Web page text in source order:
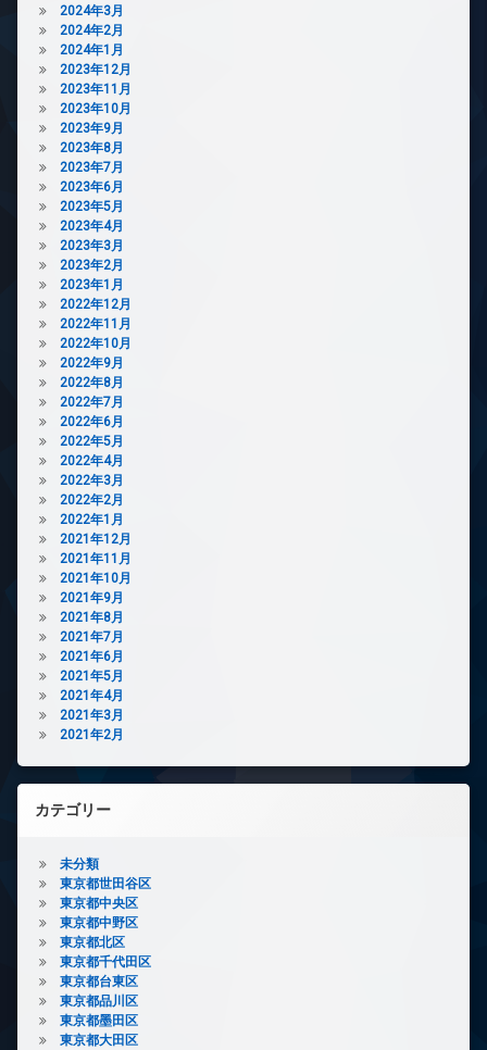
2024年3月
2024年2月
2024年1月
2023年12月
2023年11月
2023年10月
2023年9月
2023年8月
2023年7月
2023年6月
2023年5月
2023年4月
2023年3月
2023年2月
2023年1月
2022年12月
2022年11月
2022年10月
2022年9月
2022年8月
2022年7月
2022年6月
2022年5月
2022年4月
2022年3月
2022年2月
2022年1月
2021年12月
2021年11月
2021年10月
2021年9月
2021年8月
2021年7月
2021年6月
2021年5月
2021年4月
2021年3月
2021年2月
カテゴリー
未分類
東京都世田谷区
東京都中央区
東京都中野区
東京都北区
東京都千代田区
東京都台東区
東京都品川区
東京都墨田区
東京都大田区